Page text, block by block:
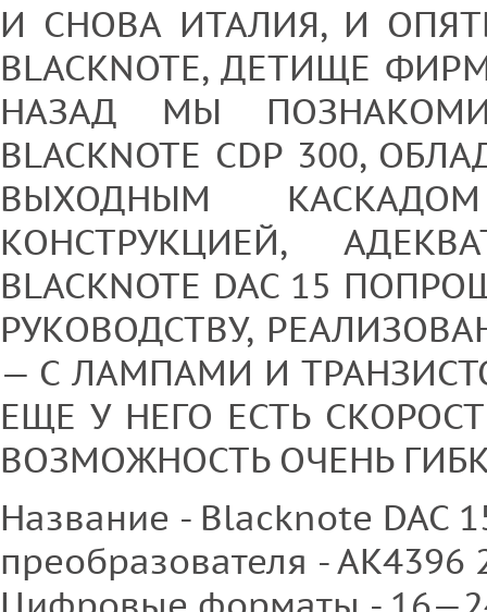
И СНОВА ИТАЛИЯ, И
BLACKNOTE, ДЕТИЩЕ
НАЗАД МЫ
BLACKNOTE CDP 300,
ВЫХОДНЫМ
КОНСТРУКЦИЕЙ,
BLACKNOTE DAC 15
РУКОВОДСТВУ,
— С ЛАМПАМИ И
ЕЩЕ У НЕГО ЕСТЬ
ВОЗМОЖНОСТЬ ОЧЕНЬ
Название - Blacknote DAC
преобразователя - АК4396